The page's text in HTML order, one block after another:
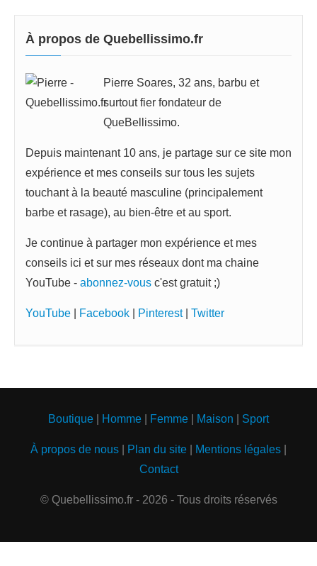
À propos de Quebellissimo.fr
Pierre Soares, 32 ans, barbu et
surtout fier fondateur de
QueBellissimo.
Depuis maintenant 10 ans, je partage sur ce site mon
expérience et mes conseils sur tous les sujets
touchant à la beauté masculine (principalement
barbe et rasage), au bien-être et au sport.
Je continue à partager mon expérience et mes
conseils ici et sur mes réseaux dont ma chaine
YouTube - abonnez-vous c'est gratuit ;)
YouTube Facebook Pinterest| Twitter
Boutique Homme Femme Maison Sport
À propos de nous Plan du site Mentions légales
Contact
© Quebellissimo.fr - 2026 - Tous droits réservés